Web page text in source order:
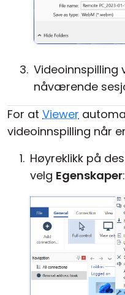
Videoinnspilling
nåværende
For at Viewer
videoinnspilling når
Høyreklikk på
velg Egenskaper: